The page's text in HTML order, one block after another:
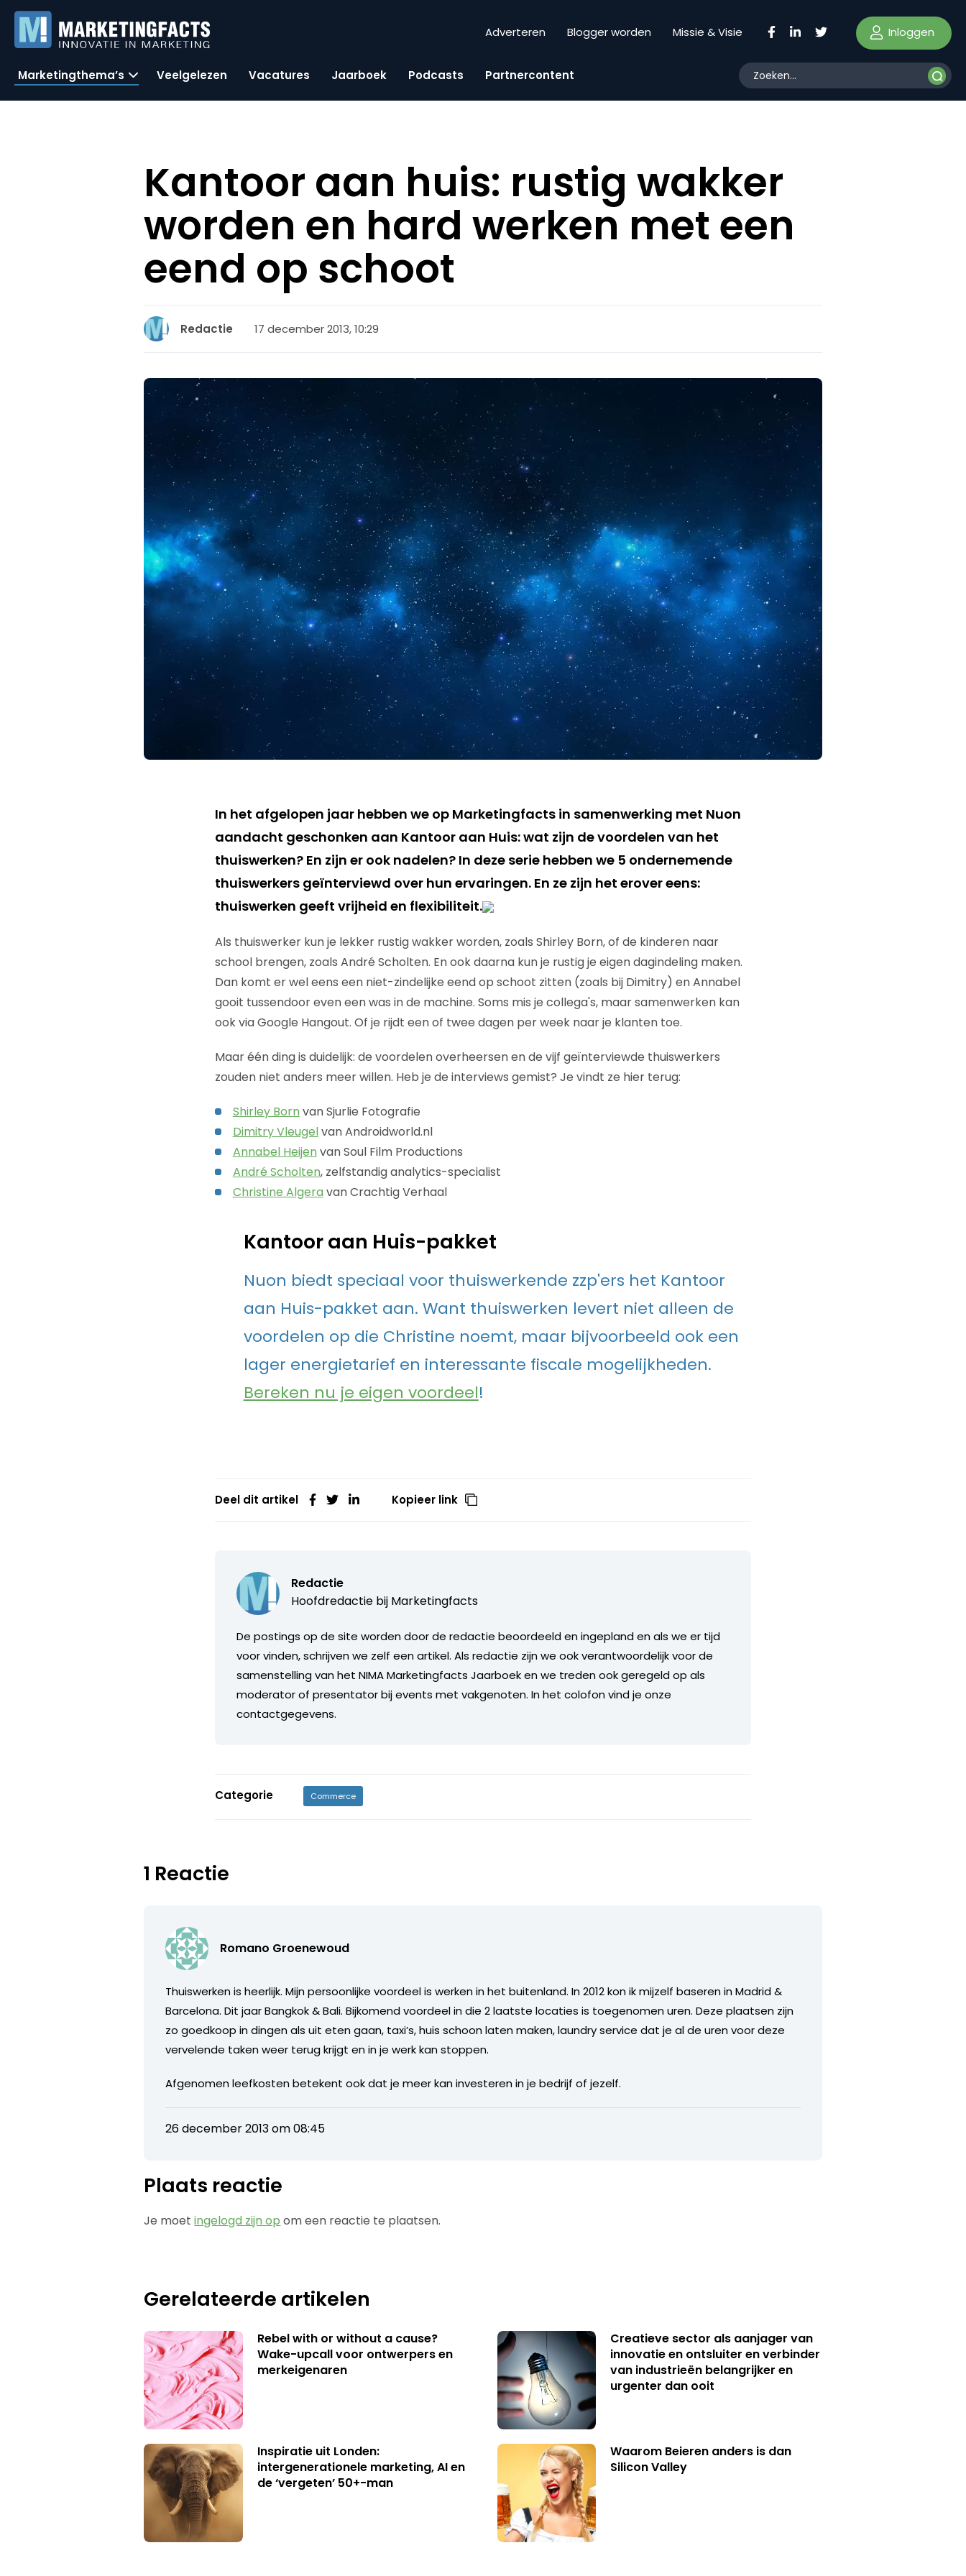
Adverteren Blogger worden Missie & Visie Inloggen
Marketingthema’s Veelgelezen Vacatures Jaarboek Podcasts Partnercontent
Kantoor aan huis: rustig wakker
worden en hard werken met een
eend op schoot
Redactie 17 december 2013, 10:29
In het afgelopen jaar hebben we op Marketingfacts in samenwerking met Nuon
aandacht geschonken aan Kantoor aan Huis: wat zijn de voordelen van het
thuiswerken? En zijn er ook nadelen? In deze serie hebben we 5 ondernemende
thuiswerkers geïnterviewd over hun ervaringen. En ze zijn het erover eens:
thuiswerken geeft vrijheid en flexibiliteit.
Als thuiswerker kun je lekker rustig wakker worden, zoals Shirley Born, of de kinderen naar
school brengen, zoals André Scholten. En ook daarna kun je rustig je eigen dagindeling maken.
Dan komt er wel eens een niet-zindelijke eend op schoot zitten (zoals bij Dimitry) en Annabel
gooit tussendoor even een was in de machine. Soms mis je collega's, maar samenwerken kan
ook via Google Hangout. Of je rijdt een of twee dagen per week naar je klanten toe.
Maar één ding is duidelijk: de voordelen overheersen en de vijf geïnterviewde thuiswerkers
zouden niet anders meer willen. Heb je de interviews gemist? Je vindt ze hier terug:
Shirley Born van Sjurlie Fotografie
Dimitry Vleugelvan Androidworld.nl
Annabel Heijen van Soul Film Productions
André Scholten, zelfstandig analytics-specialist
Christine Algera van Crachtig Verhaal
Kantoor aan Huis-pakket
Nuon biedt speciaal voor thuiswerkende zzp'ers het Kantoor
aan Huis-pakket aan. Want thuiswerken levert niet alleen de
voordelen op die Christine noemt, maar bijvoorbeeld ook een
lager energietarief en interessante fiscale mogelijkheden.
Bereken nu je eigen voordeel!
Deel dit artikel Kopieer link
Redactie
Hoofdredactie bij Marketingfacts
De postings op de site worden door de redactie beoordeeld en ingepland en als we er tijd
voor vinden, schrijven we zelf een artikel. Als redactie zijn we ook verantwoordelijk voor de
samenstelling van het NIMA Marketingfacts Jaarboek en we treden ook geregeld op als
moderator of presentator bij events met vakgenoten. In het colofon vind je onze
contactgegevens.
Categorie Commerce
1 Reactie
Romano Groenewoud
Thuiswerken is heerlijk. Mijn persoonlijke voordeel is werken in het buitenland. In 2012 kon ik mijzelf baseren in Madrid &
Barcelona. Dit jaar Bangkok & Bali. Bijkomend voordeel in die 2 laatste locaties is toegenomen uren. Deze plaatsen zijn
zo goedkoop in dingen als uit eten gaan, taxi’s, huis schoon laten maken, laundry service dat je al de uren voor deze
vervelende taken weer terug krijgt en in je werk kan stoppen.
Afgenomen leefkosten betekent ook dat je meer kan investeren in je bedrijf of jezelf.
26 december 2013 om 08:45
Plaats reactie
Je moetingelogd zijn op om een reactie te plaatsen.
Gerelateerde artikelen
Rebel with or without a cause?
Wake-upcall voor ontwerpers en
merkeigenaren
Creatieve sector als aanjager van
innovatie en ontsluiter en verbinder
van industrieën belangrijker en
urgenter dan ooit
Inspiratie uit Londen:
intergenerationele marketing, AI en
de ‘vergeten’ 50+-man
Waarom Beieren anders is dan
Silicon Valley